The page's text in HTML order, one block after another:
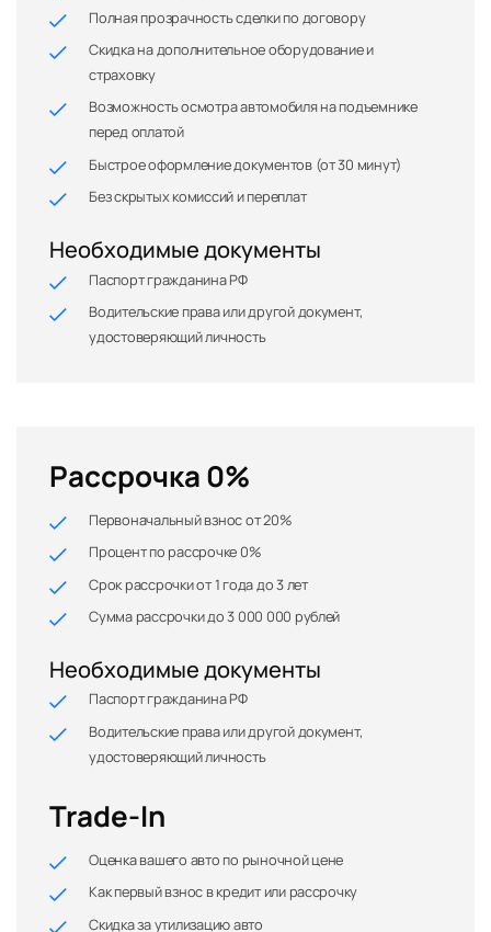
Полная прозрачность сделки по договору
Скидка на дополнительное оборудование и
страховку
Возможность осмотра автомобиля на подъемнике
перед оплатой
Быстрое оформление документов (от 30 минут)
Без скрытых комиссий и переплат
Необходимые документы
Паспорт гражданина РФ
Водительские права или другой документ,
удостоверяющий личность
Рассрочка 0%
Первоначальный взнос от 20%
Процент по рассрочке 0%
Срок рассрочки от 1 года до 3 лет
Сумма рассрочки до 3 000 000 рублей
Необходимые документы
Паспорт гражданина РФ
Водительские права или другой документ,
удостоверяющий личность
Trade-In
Оценка вашего авто по рыночной цене
Как первый взнос в кредит или рассрочку
Скидка за утилизацию авто